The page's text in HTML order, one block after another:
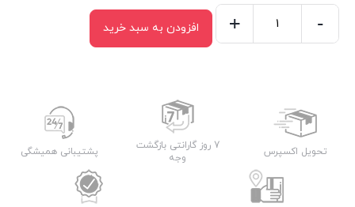
فعلی:
تومان150.000.
-
+ افزودن به سبد خرید
تحویل اکسپرس
7 روز گارانتی بازگشت
وجه
پشتیبانی همیشگی